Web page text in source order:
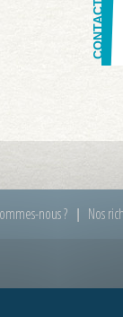
nous ? Nos